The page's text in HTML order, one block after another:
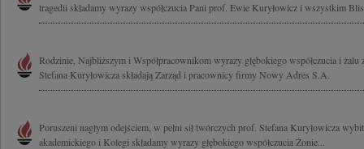
tragedii składamy wyrazy współczucia Pani prof. Ewie Kuryłowicz i wszystkim
Rodzinie, Najbliższym i Współpracownikom wyrazy głębokiego współczucia i
Stefana Kuryłowicza składają Zarząd i pracownicy firmy Nowy Adres S.A.
Poruszeni nagłym odejściem, w pełni sił twórczych prof. Stefana Kuryłowicza
akademickiego i Kolegi składamy wyrazy głębokiego współczucia Żonie...